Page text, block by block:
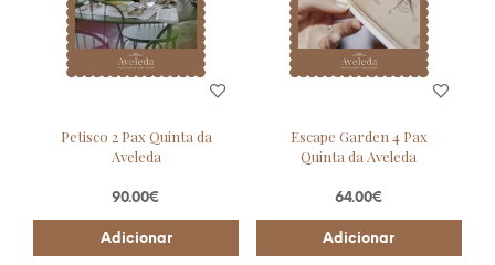
Petisco 2 Pax Quinta da
Aveleda
90.00€
Adicionar
Escape Garden 4 Pax
Quinta da Aveleda
64.00€
Adicionar